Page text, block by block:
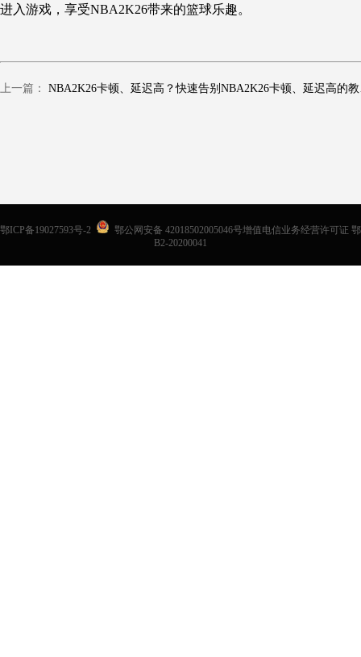
进入游戏，享受NBA2K26带来的篮球乐趣。
上一篇：
鄂ICP备19027593号-2
鄂公网安备 42018502005046号增值电信业务经营许可证 鄂
B2-20200041